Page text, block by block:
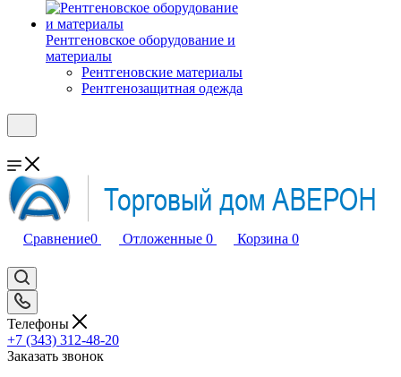
Рентгеновское оборудование и
материалы
Рентгеновские материалы
Рентгенозащитная одежда
Сравнение0 Отложенные 0 Корзина 0
Телефоны
+7 (343) 312-48-20
Заказать звонок